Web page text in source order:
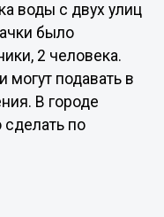
воды с двух улиц
было
2 человека.
могут подавать в
В городе
по